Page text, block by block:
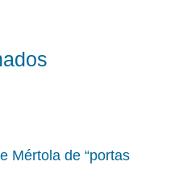
Mértola de “portas